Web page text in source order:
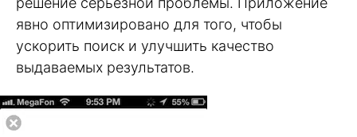
явно оптимизировано для того, чтобы
ускорить поиск и улучшить качество
выдаваемых результатов.